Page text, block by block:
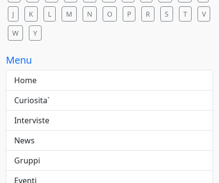
Dance pop
Dance rock
Downtempo
Electric blues
Elettropop
Folk
Folk pop
Folk rock
1942
1943
1945
1946
1947
1948
1949
1950
J K L M N O P R S T V
W Y
Menu
Home
Curiosita`
Interviste
News
Gruppi
Eventi